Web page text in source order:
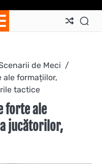
de Meci
formațiilor,
tactice
forte ale
jucătorilor,